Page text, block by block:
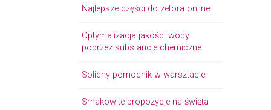
Najlepsze części do zetora online
Optymalizacja jakości wody
poprzez substancje chemiczne
Solidny pomocnik w warsztacie.
Smakowite propozycje na święta